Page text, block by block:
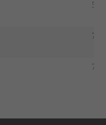
5.
7.
7.